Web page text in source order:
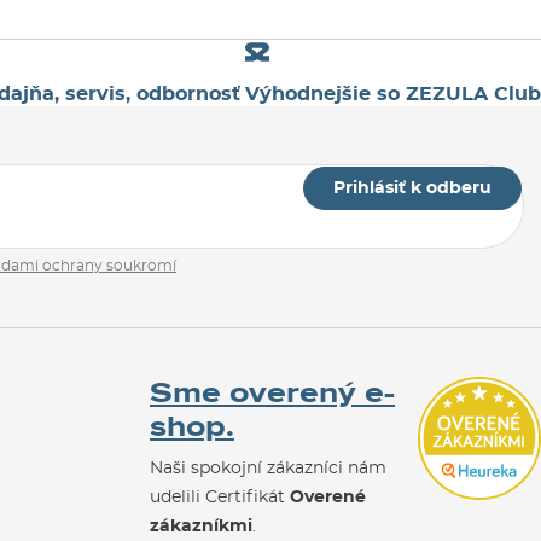
servis, odbornosť Výhodnejšie so ZEZULA Club
Prihlásiť k odberu
ochrany soukromí
Sme overený e-
shop.
Naši spokojní zákazníci nám
udelili Certifikát Overené
zákazníkmi.